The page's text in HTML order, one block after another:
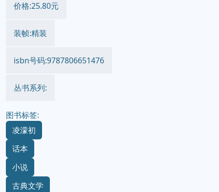
价格:25.80元
装帧:精装
isbn号码:9787806651476
丛书系列:
图书标签:
凌濛初
话本
小说
古典文学